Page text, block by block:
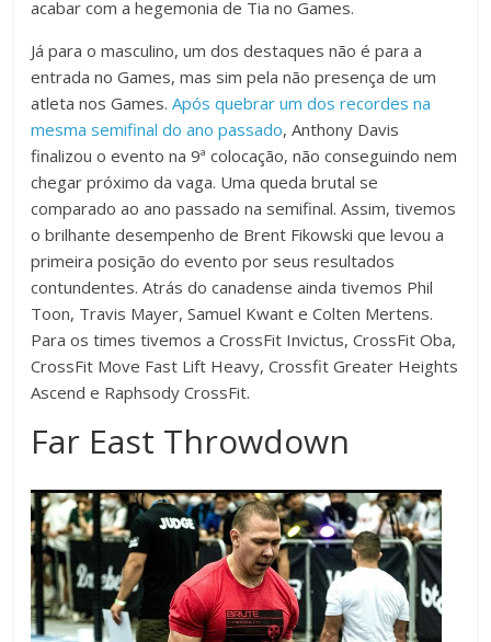
acabar com a hegemonia de Tia no Games.
Já para o masculino, um dos destaques não é para a
entrada no Games, mas sim pela não presença de um
atleta nos Games.Após quebrar um dos recordes na
mesma semifinal do ano passado, Anthony Davis
finalizou o evento na 9ª colocação, não conseguindo nem
chegar próximo da vaga. Uma queda brutal se
comparado ao ano passado na semifinal. Assim, tivemos
o brilhante desempenho de Brent Fikowski que levou a
primeira posição do evento por seus resultados
contundentes. Atrás do canadense ainda tivemos Phil
Toon, Travis Mayer, Samuel Kwant e Colten Mertens.
Para os times tivemos a CrossFit Invictus, CrossFit Oba,
CrossFit Move Fast Lift Heavy, Crossfit Greater Heights
Ascend e Raphsody CrossFit.
Far East Throwdown